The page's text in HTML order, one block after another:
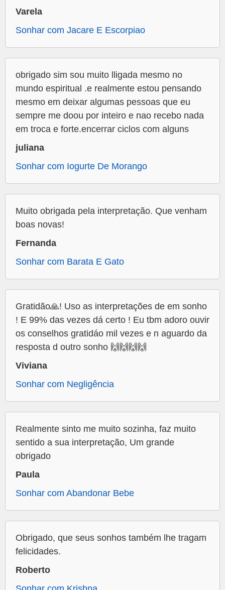
Varela
Sonhar com Jacare E Escorpiao
obrigado sim sou muito lligada mesmo no
mundo espiritual .e realmente estou pensando
mesmo em deixar algumas pessoas que eu
sempre me doou por inteiro e nao recebo nada
em troca e forte.encerrar ciclos com alguns
juliana
Sonhar com Iogurte De Morango
Muito obrigada pela interpretação. Que venham
boas novas!
Fernanda
Sonhar com Barata E Gato
Gratidão🙏! Uso as interpretações de em sonho
! E 99% das vezes dá certo ! Eu tbm adoro ouvir
os conselhos gratidáo mil vezes e n aguardo da
resposta d outro sonho 🙌🙌🙌🙌
Viviana
Sonhar com Negligência
Realmente sinto me muito sozinha, faz muito
sentido a sua interpretação, Um grande
obrigado
Paula
Sonhar com Abandonar Bebe
Obrigado, que seus sonhos também lhe tragam
felicidades.
Roberto